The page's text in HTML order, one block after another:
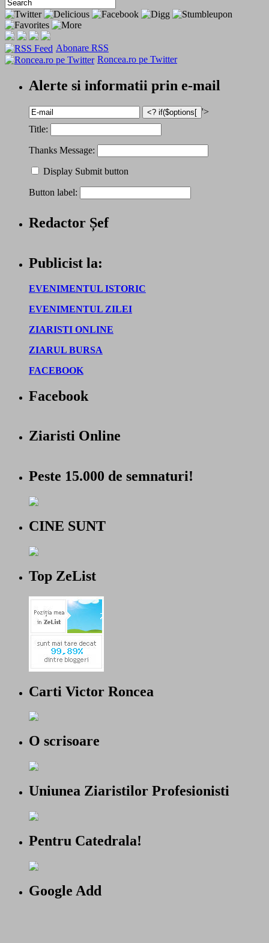
Abonare RSS
Roncea.ro pe Twitter
Alerte si informatii prin e-mail
'>
Title:
Thanks Message:
Display Submit button
Button label:
Redactor Șef
Publicist la:
EVENIMENTUL ISTORIC
EVENIMENTUL ZILEI
ZIARISTI ONLINE
ZIARUL BURSA
FACEBOOK
Facebook
Ziaristi Online
Peste 15.000 de semnaturi!
CINE SUNT
Top ZeList
Carti Victor Roncea
O scrisoare
Uniunea Ziaristilor Profesionisti
Pentru Catedrala!
Google Add